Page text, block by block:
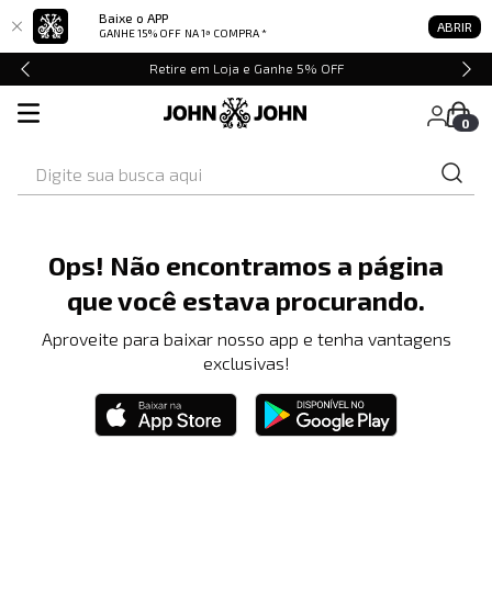
Baixe o APP
GANHE 15% OFF NA 1ª COMPRA * ABRIR
Retire em Loja e Ganhe 5% OFF
0
Ops! Não encontramos a página
que você estava procurando.
Aproveite para baixar nosso app e tenha vantagens
exclusivas!